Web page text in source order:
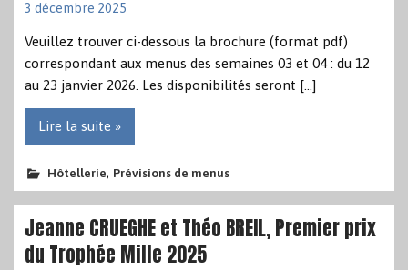
3 décembre 2025
Veuillez trouver ci-dessous la brochure (format pdf)
correspondant aux menus des semaines 03 et 04 : du 12
au 23 janvier 2026. Les disponibilités seront […]
Lire la suite »
Hôtellerie, Prévisions de menus
Jeanne CRUEGHE et Théo BREIL, Premier prix
du Trophée Mille 2025